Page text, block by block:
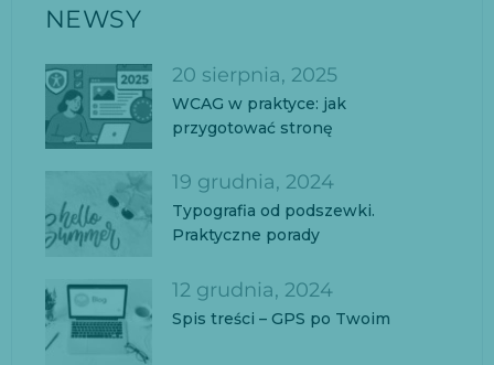
NEWSY
20 sierpnia, 2025
WCAG w praktyce: jak
przygotować stronę
19 grudnia, 2024
Typografia od podszewki.
Praktyczne porady
12 grudnia, 2024
Spis treści – GPS po Twoim